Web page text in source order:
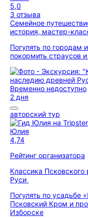
5,0
3 отзыва
Семейное
история, мастер-
Погулять по городам
покормить страусов
Временно недоступно
2 дня
авторский тур
Юлия
4,74
Рейтинг организатора
Классика
Руси
Погулять по усадьбе
Псковский Кром и
Изборске